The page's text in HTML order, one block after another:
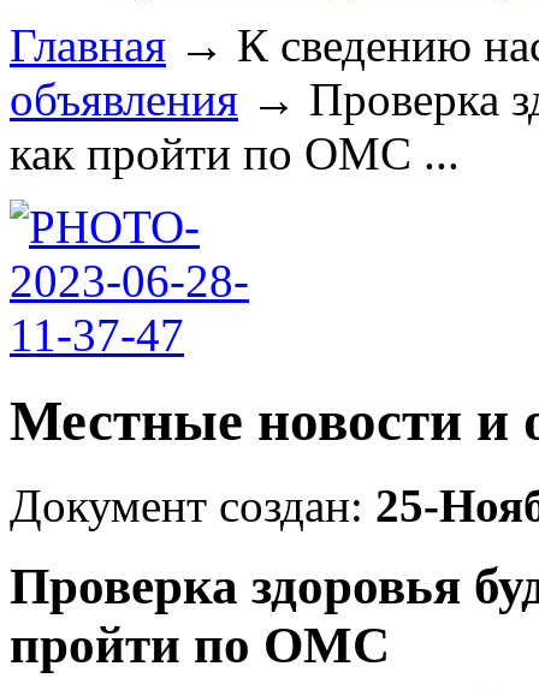
Главная → К сведению
объявления → Проверка
как пройти по ОМС ...
Местные новости и
Документ создан: 25-
Проверка здоровья
пройти по ОМС